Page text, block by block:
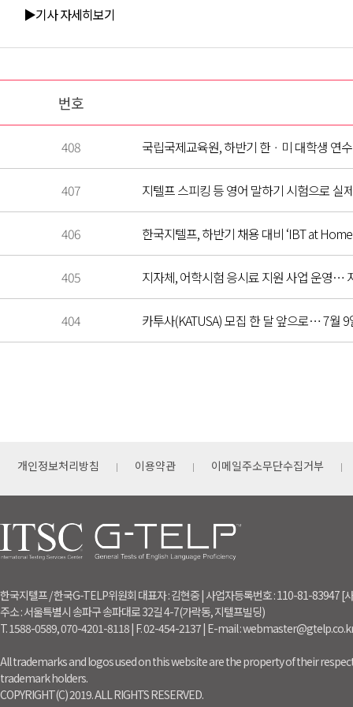
▶기사 자세히보기
번호
408 국립국제교육원, 하반기 한ㆍ미 대학생 연
407 지텔프 스피킹 등 영어 말하기 시험으로 실
406 한국지텔프, 하반기 채용 대비 ‘IBT at
405 지자체, 어학시험 응시료 지원 사업 운영…
404 카투사(KATUSA) 모집 한 달 앞으로… 7월
개인정보처리방침 이용약관 이메일주소무단수집거부
한국지텔프 / 한국G-TELP위원회 대표자 : 김현중 | 사업자등록번호 : 110-81-83947
주소 : 서울특별시 송파구 송파대로 32길 4-7(가락동, 지텔프빌딩)
T. 1588-0589, 070-4201-8118 | F. 02-454-2137 | E-mail :
All trademarks and logos used on this website are the property of their
trademark holders.
COPYRIGHT(C) 2019. ALL RIGHTS RESERVED.